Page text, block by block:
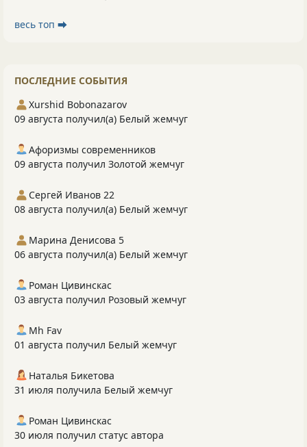
весь топ ⮕
ПОСЛЕДНИЕ СОБЫТИЯ
Xurshid Bobonazarov
09 августа получил(а) Белый жемчуг
Афоризмы современников
09 августа получил Золотой жемчуг
Сергей Иванов 22
08 августа получил(а) Белый жемчуг
Марина Денисова 5
06 августа получил(а) Белый жемчуг
Роман Цивинскас
03 августа получил Розовый жемчуг
Mh Fav
01 августа получил Белый жемчуг
Наталья Бикетова
31 июля получила Белый жемчуг
Роман Цивинскас
30 июля получил статус автора